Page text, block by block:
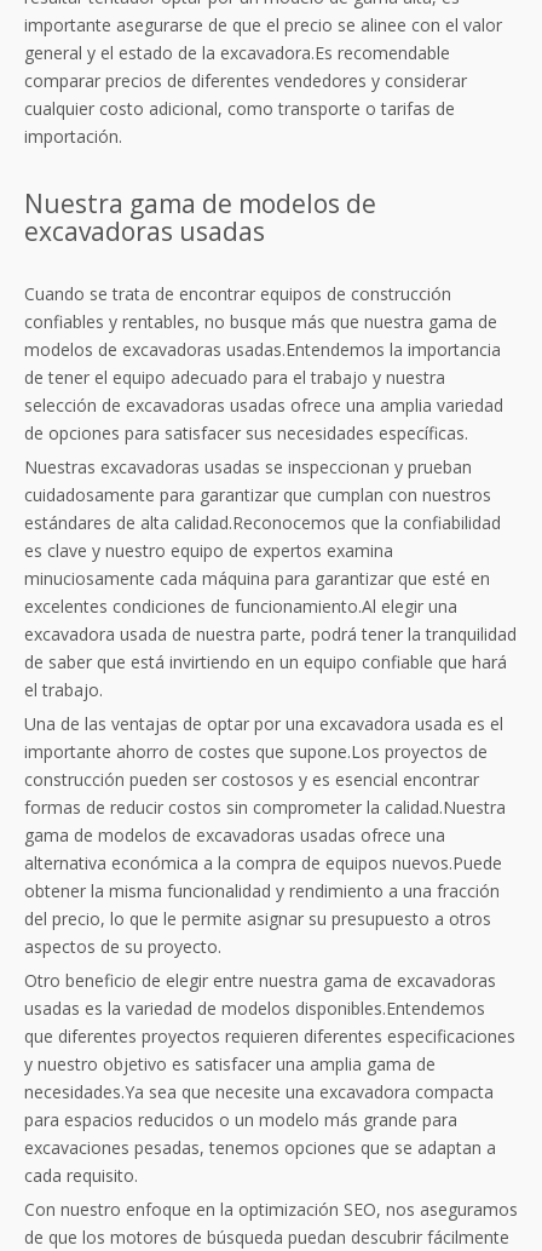
importante asegurarse de que el precio se alinee con el valor
general y el estado de la excavadora.Es recomendable
comparar precios de diferentes vendedores y considerar
cualquier costo adicional, como transporte o tarifas de
importación.
Nuestra gama de modelos de
excavadoras usadas
Cuando se trata de encontrar equipos de construcción
confiables y rentables, no busque más que nuestra gama de
modelos de excavadoras usadas.Entendemos la importancia
de tener el equipo adecuado para el trabajo y nuestra
selección de excavadoras usadas ofrece una amplia variedad
de opciones para satisfacer sus necesidades específicas.
Nuestras excavadoras usadas se inspeccionan y prueban
cuidadosamente para garantizar que cumplan con nuestros
estándares de alta calidad.Reconocemos que la confiabilidad
es clave y nuestro equipo de expertos examina
minuciosamente cada máquina para garantizar que esté en
excelentes condiciones de funcionamiento.Al elegir una
excavadora usada de nuestra parte, podrá tener la tranquilidad
de saber que está invirtiendo en un equipo confiable que hará
el trabajo.
Una de las ventajas de optar por una excavadora usada es el
importante ahorro de costes que supone.Los proyectos de
construcción pueden ser costosos y es esencial encontrar
formas de reducir costos sin comprometer la calidad.Nuestra
gama de modelos de excavadoras usadas ofrece una
alternativa económica a la compra de equipos nuevos.Puede
obtener la misma funcionalidad y rendimiento a una fracción
del precio, lo que le permite asignar su presupuesto a otros
aspectos de su proyecto.
Otro beneficio de elegir entre nuestra gama de excavadoras
usadas es la variedad de modelos disponibles.Entendemos
que diferentes proyectos requieren diferentes especificaciones
y nuestro objetivo es satisfacer una amplia gama de
necesidades.Ya sea que necesite una excavadora compacta
para espacios reducidos o un modelo más grande para
excavaciones pesadas, tenemos opciones que se adaptan a
cada requisito.
Con nuestro enfoque en la optimización SEO, nos aseguramos
de que los motores de búsqueda puedan descubrir fácilmente